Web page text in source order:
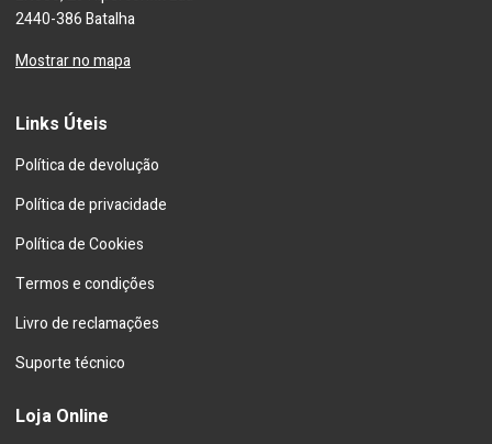
2440-386 Batalha
Mostrar no mapa
Links Úteis
Política de devolução
Política de privacidade
Política de Cookies
Termos e condições
Livro de reclamações
Suporte técnico
Loja Online